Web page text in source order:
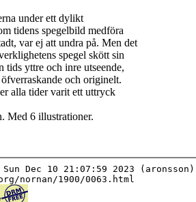
under ett dylikt
tidens spegelbild medföra
var ej att undra på. Men det
spegel skött sin
tids yttre och inre utseende,
och originelt.
alla tider varit ett uttryck
Med 6 illustrationer.
Dec 10 21:07:59 2023 (aronsson)
nornan/1900/0063.html